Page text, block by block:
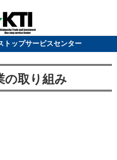
トップサービスセンター
取り組み